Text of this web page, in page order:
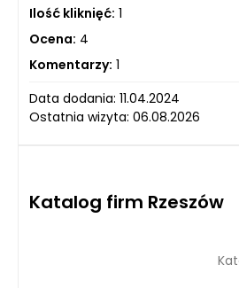
Ilość kliknięć: 1
Ocena: 4
Komentarzy: 1
Data dodania: 11.04.2024
Ostatnia wizyta: 06.08.2026
Katalog firm Rzeszów